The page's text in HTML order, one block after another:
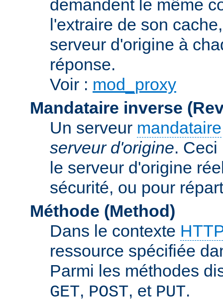
demandent le même
l'extraire de son
serveur d'origine à
réponse.
Voir : mod_proxy
Mandataire inverse
Un serveur mandataire
serveur d'origine.
le serveur d'origine
sécurité, ou pour
Méthode (Method)
Dans le contexte HTTP
ressource spécifiée
Parmi les méthodes
GET, POST, et PUT.